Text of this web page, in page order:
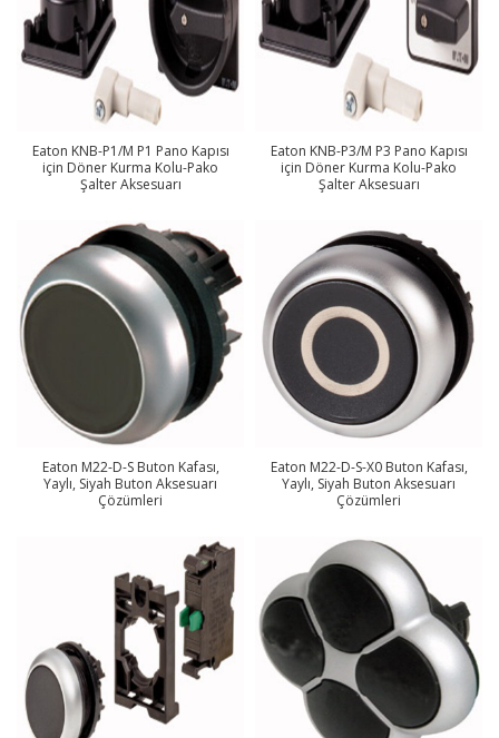
Eaton KNB-P1/M P1 Pano Kapısı
için Döner Kurma Kolu-Pako
Şalter Aksesuarı
Eaton KNB-P3/M P3 Pano Kapısı
için Döner Kurma Kolu-Pako
Şalter Aksesuarı
Eaton M22-D-S Buton Kafası,
Yaylı, Siyah Buton Aksesuarı
Çözümleri
Eaton M22-D-S-X0 Buton Kafası,
Yaylı, Siyah Buton Aksesuarı
Çözümleri